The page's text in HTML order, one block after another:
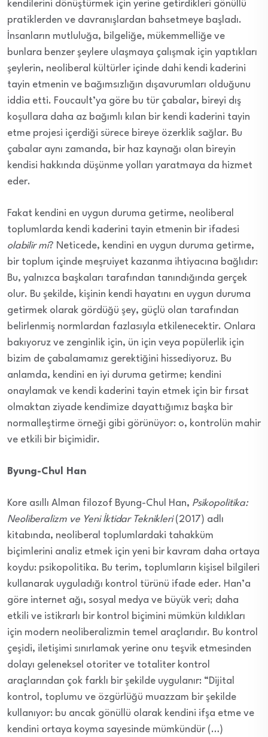
kendilerini dönüştürmek için yerine getirdikleri gönüllü
pratiklerden ve davranışlardan bahsetmeye başladı.
İnsanların mutluluğa, bilgeliğe, mükemmelliğe ve
bunlara benzer şeylere ulaşmaya çalışmak için yaptıkları
şeylerin, neoliberal kültürler içinde dahi kendi kaderini
tayin etmenin ve bağımsızlığın dışavurumları olduğunu
iddia etti. Foucault’ya göre bu tür çabalar, bireyi dış
koşullara daha az bağımlı kılan bir kendi kaderini tayin
etme projesi içerdiği sürece bireye özerklik sağlar. Bu
çabalar aynı zamanda, bir haz kaynağı olan bireyin
kendisi hakkında düşünme yolları yaratmaya da hizmet
eder.
Fakat kendini en uygun duruma getirme, neoliberal
toplumlarda kendi kaderini tayin etmenin bir ifadesi
olabilir mi? Neticede, kendini en uygun duruma getirme,
bir toplum içinde meşruiyet kazanma ihtiyacına bağlıdır:
Bu, yalnızca başkaları tarafından tanındığında gerçek
olur. Bu şekilde, kişinin kendi hayatını en uygun duruma
getirmek olarak gördüğü şey, güçlü olan tarafından
belirlenmiş normlardan fazlasıyla etkilenecektir. Onlara
bakıyoruz ve zenginlik için, ün için veya popülerlik için
bizim de çabalamamız gerektiğini hissediyoruz. Bu
anlamda, kendini en iyi duruma getirme; kendini
onaylamak ve kendi kaderini tayin etmek için bir fırsat
olmaktan ziyade kendimize dayattığımız başka bir
normalleştirme örneği gibi görünüyor: o, kontrolün mahir
ve etkili bir biçimidir.
Byung-Chul Han
Kore asıllı Alman filozof Byung-Chul Han, Psikopolitika:
Neoliberalizm ve Yeni İktidar Teknikleri(2017) adlı
kitabında, neoliberal toplumlardaki tahakküm
biçimlerini analiz etmek için yeni bir kavram daha ortaya
koydu: psikopolitika. Bu terim, toplumların kişisel bilgileri
kullanarak uyguladığı kontrol türünü ifade eder. Han’a
göre internet ağı, sosyal medya ve büyük veri; daha
etkili ve istikrarlı bir kontrol biçimini mümkün kıldıkları
için modern neoliberalizmin temel araçlarıdır. Bu kontrol
çeşidi, iletişimi sınırlamak yerine onu teşvik etmesinden
dolayı geleneksel otoriter ve totaliter kontrol
araçlarından çok farklı bir şekilde uygulanır: “Dijital
kontrol, toplumu ve özgürlüğü muazzam bir şekilde
kullanıyor: bu ancak gönüllü olarak kendini ifşa etme ve
kendini ortaya koyma sayesinde mümkündür (…)